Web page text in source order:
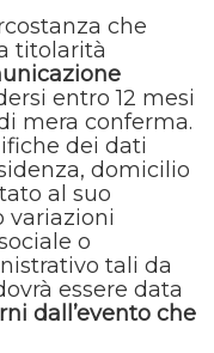
che
titolarità
entro 12 mesi
mera conferma.
dei dati
domicilio
al suo
variazioni
o
tali da
essere data
dall’evento che